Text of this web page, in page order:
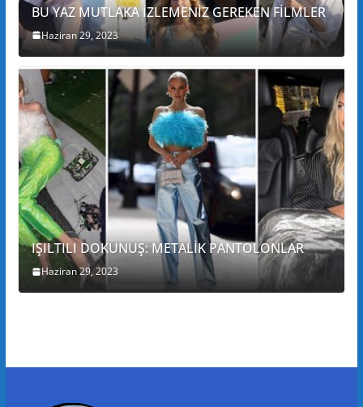
BU YAZ MUTLAKA İZLEMENİZ GEREKEN FİLMLER
Haziran 29, 2023
IŞILTILI DOKUNUŞ: METALİK PANTOLONLAR
Haziran 29, 2023